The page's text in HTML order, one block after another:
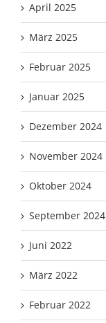
April 2025
März 2025
Februar 2025
Januar 2025
Dezember 2024
November 2024
Oktober 2024
September 2024
Juni 2022
März 2022
Februar 2022